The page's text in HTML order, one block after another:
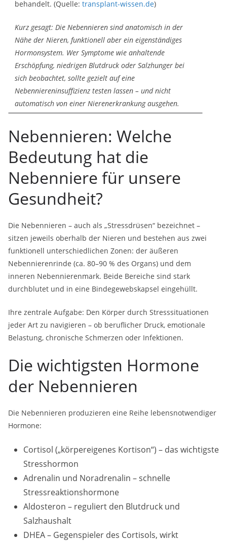
behandelt. (Quelle: transplant-wissen.de)
Kurz gesagt: Die Nebennieren sind anatomisch in der
Nähe der Nieren, funktionell aber ein eigenständiges
Hormonsystem. Wer Symptome wie anhaltende
Erschöpfung, niedrigen Blutdruck oder Salzhunger bei
sich beobachtet, sollte gezielt auf eine
Nebenniereninsuffizienz testen lassen – und nicht
automatisch von einer Nierenerkrankung ausgehen.
Nebennieren: Welche
Bedeutung hat die
Nebenniere für unsere
Gesundheit?
Die Nebennieren – auch als „Stressdrüsen“ bezeichnet –
sitzen jeweils oberhalb der Nieren und bestehen aus zwei
funktionell unterschiedlichen Zonen: der äußeren
Nebennierenrinde (ca. 80–90 % des Organs) und dem
inneren Nebennierenmark. Beide Bereiche sind stark
durchblutet und in eine Bindegewebskapsel eingehüllt.
Ihre zentrale Aufgabe: Den Körper durch Stresssituationen
jeder Art zu navigieren – ob beruflicher Druck, emotionale
Belastung, chronische Schmerzen oder Infektionen.
Die wichtigsten Hormone
der Nebennieren
Die Nebennieren produzieren eine Reihe lebensnotwendiger
Hormone:
Cortisol („körpereigenes Kortison“) – das wichtigste
Stresshormon
Adrenalin und Noradrenalin – schnelle
Stressreaktionshormone
Aldosteron – reguliert den Blutdruck und
Salzhaushalt
DHEA – Gegenspieler des Cortisols, wirkt